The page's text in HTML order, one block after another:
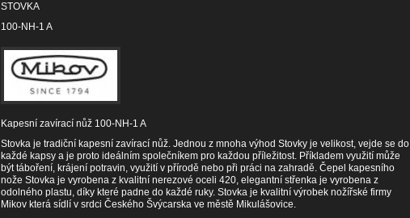
STOVKA
100-NH-1 A
Kapesní zavírací nůž 100-NH-1 A
Stovka je tradiční kapesní zavírací nůž. Jednou z mnoha výhod Stovky je velikost, vejde se do
každé kapsy a je proto ideálním společníkem pro každou příležitost. Příkladem využití může
být táboření, krájení potravin, využití v přírodě nebo při práci na zahradě. Čepel kapesního
nože Stovka je vyrobena z kvalitní nerezové oceli 420, elegantní střenka je vyrobena z
odolného plastu, díky které padne do každé ruky. Stovka je kvalitní výrobek nožířské firmy
Mikov která sídlí v srdci Českého Švýcarska ve městě Mikulášovice.